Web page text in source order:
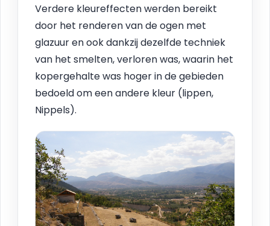
Verdere kleureffecten werden bereikt
door het renderen van de ogen met
glazuur en ook dankzij dezelfde techniek
van het smelten, verloren was, waarin het
kopergehalte was hoger in de gebieden
bedoeld om een andere kleur (lippen,
Nippels).